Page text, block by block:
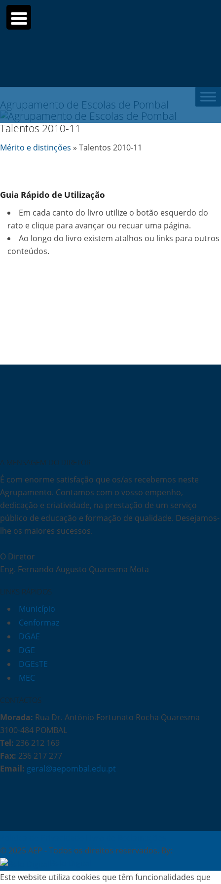
for:
Agrupamento de Escolas de Pombal
Talentos 2010-11
Mérito e distinções » Talentos 2010-11
Guia Rápido de Utilização
Em cada canto do livro utilize o botão esquerdo do
rato e clique para avançar ou recuar uma página.
Ao longo do livro existem atalhos ou links para outros
conteúdos.
A MENSAGEM DO DIRETOR
É com enorme satisfação que os/as recebemos neste
Agrupamento. Contamos com o vosso empenho,
dedicação e criatividade, na prestação de um serviço
público de educação e formação de qualidade. Desejamos-
lhe os maiores sucessos.
O Diretor
Eng. Fernando Augusto Quaresma Mota
LINKS RÁPIDOS
Município
Cenformaz
DGAE
DGE
DGEsTE
MEC
CONTACTOS
Morada: Rua Dr. António Fortunato Rocha Quaresma
3100-484 POMBAL
Tel: 236 212 169
Fax: 236 217 277
Email: geral@aepombal.edu.pt
© 2025 AEP - Todos os direitos reservados. By:
Este website utiliza cookies que têm funcionalidades que